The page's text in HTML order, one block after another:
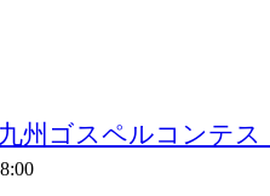
州ゴスペルコンテス